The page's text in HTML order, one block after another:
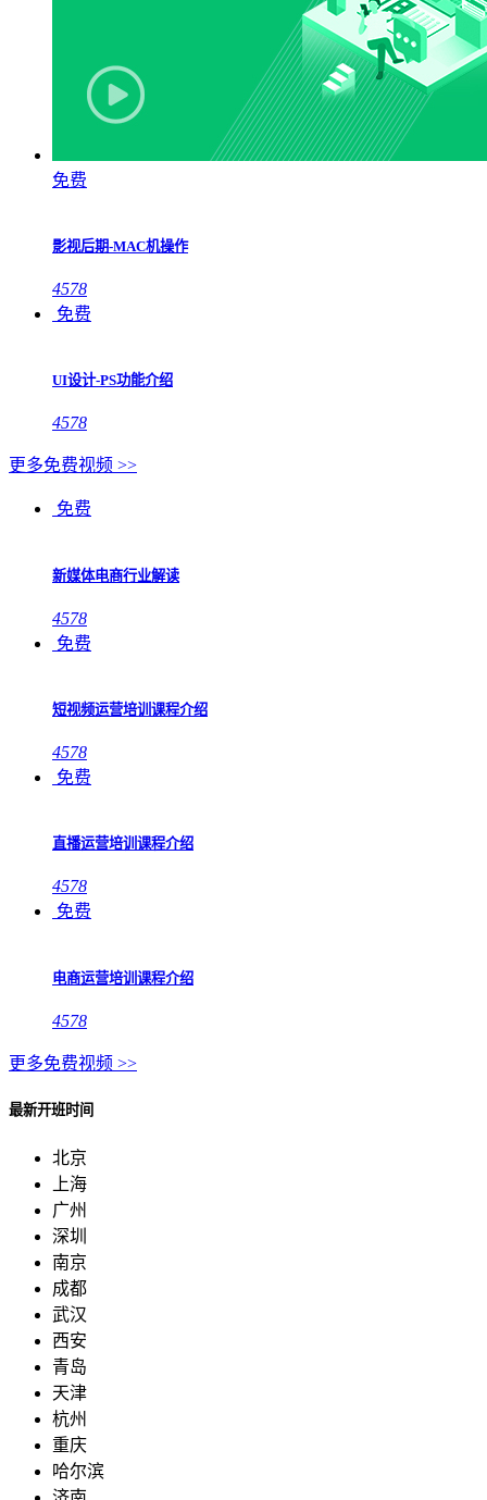
免费
影视后期-MAC机操作
4578
免费
UI设计-PS功能介绍
4578
更多免费视频 >>
免费
新媒体电商行业解读
4578
免费
短视频运营培训课程介绍
4578
免费
直播运营培训课程介绍
4578
免费
电商运营培训课程介绍
4578
更多免费视频 >>
最新开班时间
北京
上海
广州
深圳
南京
成都
武汉
西安
青岛
天津
杭州
重庆
哈尔滨